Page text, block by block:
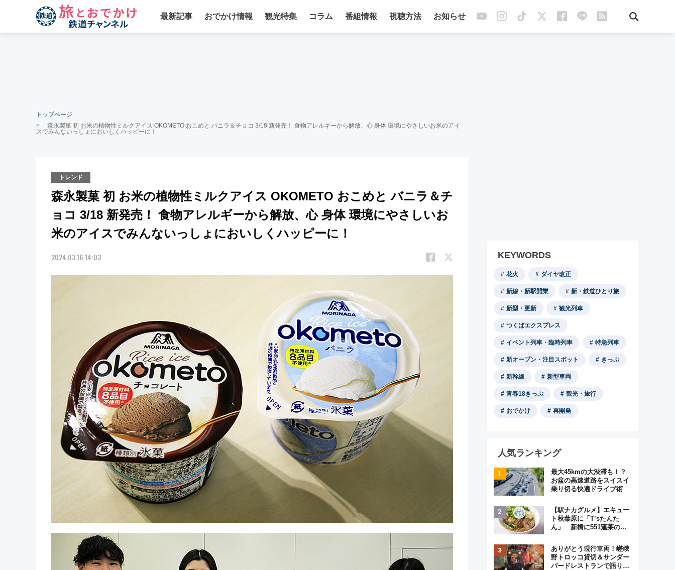
最新記事 おでかけ情報 観光特集 コラム 番組情報 視聴方法 お知らせ
トップページ
森永製菓 初 お米の植物性ミルクアイス OKOMETO おこめと バニラ＆チョコ 3/18 新発売！ 食物アレルギーから解放、心 身体 環境にやさしいお米のアイ
スでみんないっしょにおいしくハッピーに！
トレンド
森永製菓 初 お米の植物性ミルクアイス OKOMETO おこめと バニラ＆チ
ョコ 3/18 新発売！ 食物アレルギーから解放、心 身体 環境にやさしいお
米のアイスでみんないっしょにおいしくハッピーに！
2024.03.16 14:03 KEYWORDS
花火 ダイヤ改正
新線・新駅開業 新・鉄道ひとり旅
新型・更新 観光列車
つくばエクスプレス
イベント列車・臨時列車 特急列車
新オープン・注目スポット きっぷ
新幹線 新型車両
青春18きっぷ 観光・旅行
おでかけ 再開発
人気ランキング
最大45kmの大渋滞も！？
お盆の高速道路をスイスイ
乗り切る快適ドライブ術
【駅ナカグルメ】エキュー
ト秋葉原に「T’sたんた
ん」 新橋に551蓬莱の
オムライス専門店「肉とた
まご」新グルメ続々登場！
【2026年8月】
ありがとう現行車両！嵯峨
野トロッコ貸切＆サンダー
バードレストランで語り合